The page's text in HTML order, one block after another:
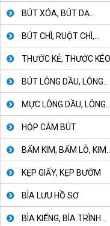
BÚT XÓA, BÚT DẠ...
BÚT CHÌ, RUỘT CHÌ,...
THƯỚC KẺ, THƯỚC
BÚT LÔNG DẦU, LÔNG...
MỰC LÔNG DẦU, LÔNG...
HỘP CẮM BÚT
BẤM KIM, BẤM LỖ, KIM...
KẸP GIẤY, KẸP BƯỚM
BÌA LƯU HỒ SƠ
BÌA KIẾNG, BÌA TRÌNH...